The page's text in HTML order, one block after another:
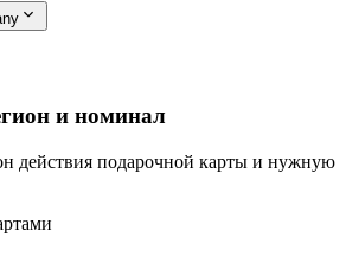
и номинал
действия подарочной карты и нужную